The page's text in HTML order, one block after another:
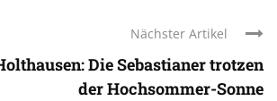
Nächster Artikel
Die Sebastianer trotzen
der Hochsommer-Sonne